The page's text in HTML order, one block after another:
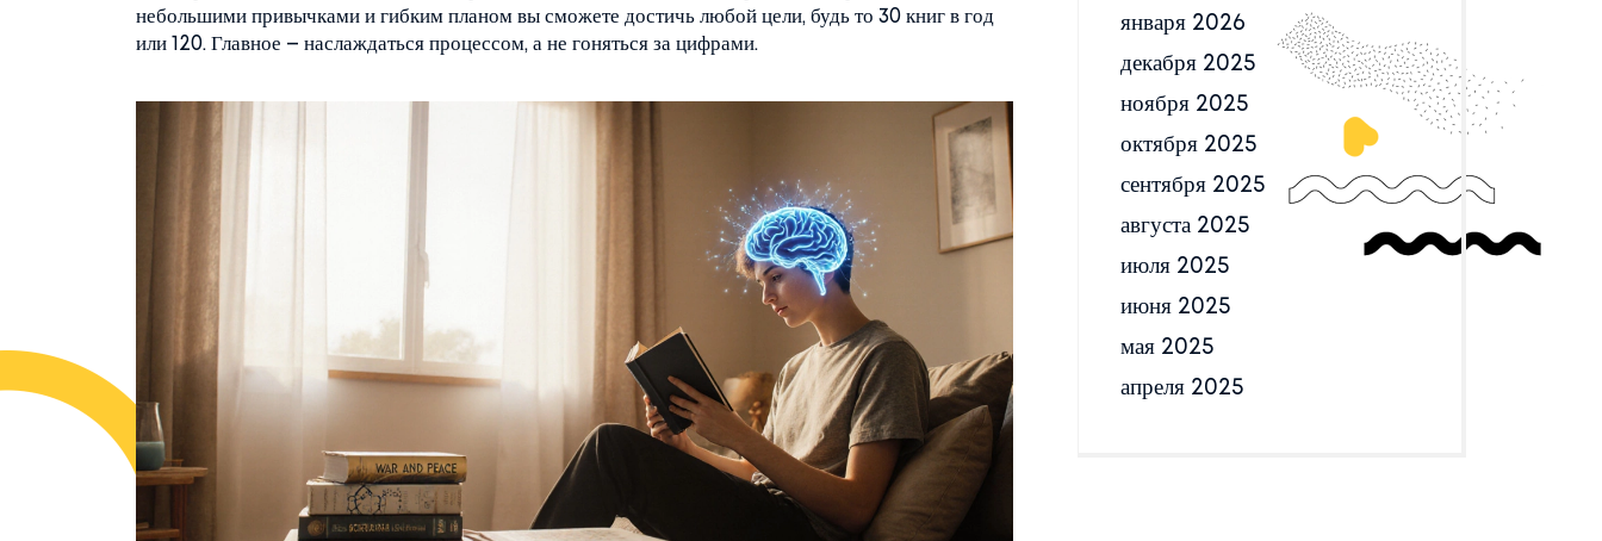
небольшими привычками и гибким планом вы сможете достичь любой цели, будь то 30 книг в год
или 120. Главное – наслаждаться процессом, а не гоняться за цифрами.
января 2026
декабря 2025
ноября 2025
октября 2025
сентября 2025
августа 2025
июля 2025
июня 2025
мая 2025
апреля 2025